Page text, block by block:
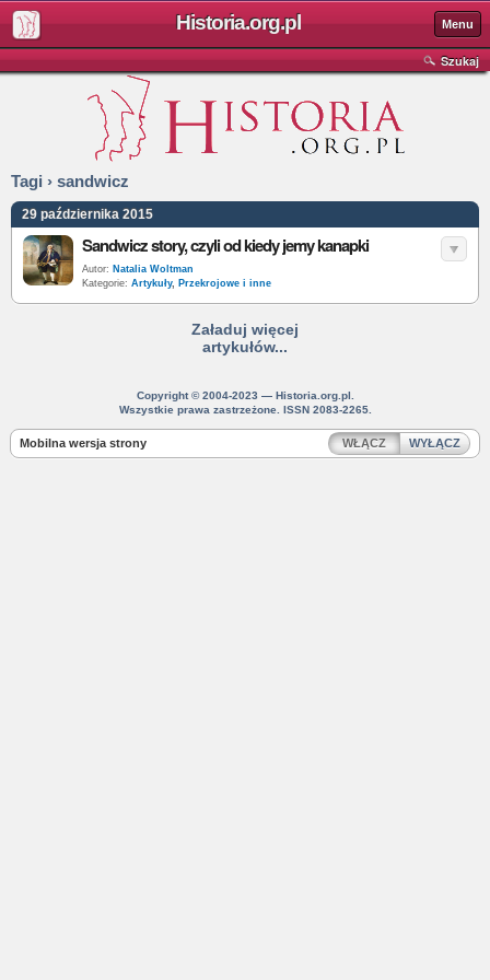
Historia.org.pl Menu
Szukaj
Tagi › sandwicz
29 października 2015
Sandwicz story, czyli od kiedy jemy kanapki
Autor: Natalia Woltman
Kategorie: Artykuły, Przekrojowe i inne
Załaduj więcej
artykułów...
Copyright © 2004-2023 — Historia.org.pl.
Wszystkie prawa zastrzeżone. ISSN 2083-2265.
Mobilna wersja strony WŁĄCZ WYŁĄCZ